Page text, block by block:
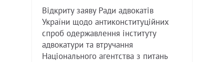
Відкриту заяву Ради адвокатів
України щодо антиконституційних
спроб одержавлення інституту
адвокатури та втручання
Національного агентства з питань